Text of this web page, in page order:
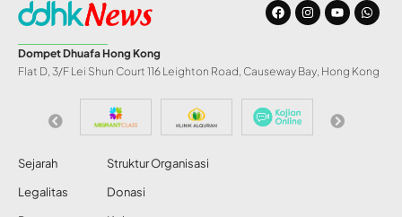
Pelatihan Guru dan
Manajemen Kelola
Paud
5 Mar 2016
204 Views